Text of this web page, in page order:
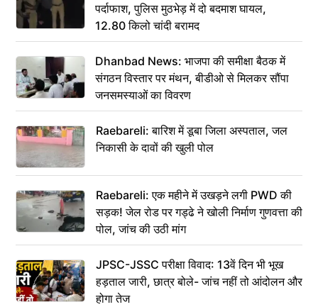
पर्दाफाश, पुलिस मुठभेड़ में दो बदमाश घायल,
12.80 किलो चांदी बरामद
Dhanbad News: भाजपा की समीक्षा बैठक में
संगठन विस्तार पर मंथन, बीडीओ से मिलकर सौंपा
जनसमस्याओं का विवरण
Raebareli: बारिश में डूबा जिला अस्पताल, जल
निकासी के दावों की खुली पोल
Raebareli: एक महीने में उखड़ने लगी PWD की
सड़क! जेल रोड पर गड्ढे ने खोली निर्माण गुणवत्ता की
पोल, जांच की उठी मांग
JPSC-JSSC परीक्षा विवाद: 13वें दिन भी भूख
हड़ताल जारी, छात्र बोले- जांच नहीं तो आंदोलन और
होगा तेज